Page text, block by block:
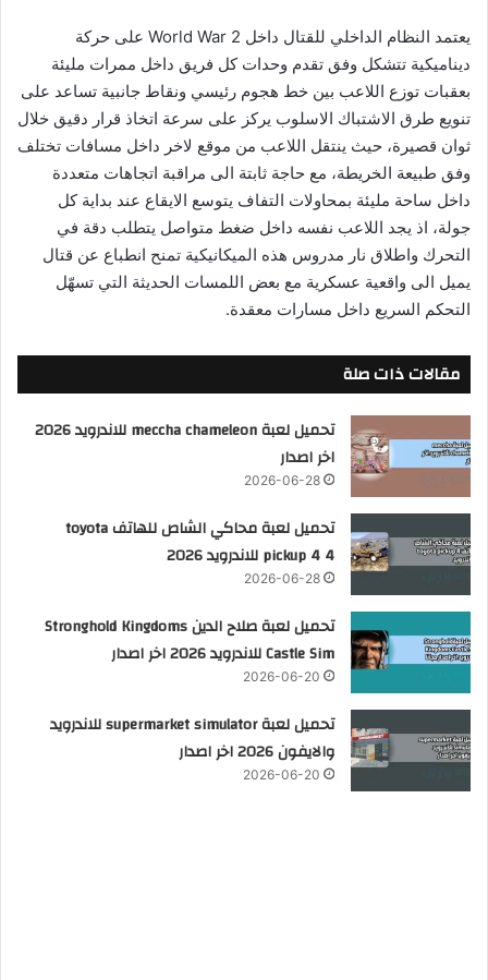
يعتمد النظام الداخلي للقتال داخل World War 2 على حركة
ديناميكية تتشكل وفق تقدم وحدات كل فريق داخل ممرات مليئة
بعقبات توزع اللاعب بين خط هجوم رئيسي ونقاط جانبية تساعد على
تنويع طرق الاشتباك الاسلوب يركز على سرعة اتخاذ قرار دقيق خلال
ثوان قصيرة، حيث ينتقل اللاعب من موقع لاخر داخل مسافات تختلف
وفق طبيعة الخريطة، مع حاجة ثابتة الى مراقبة اتجاهات متعددة
داخل ساحة مليئة بمحاولات التفاف يتوسع الايقاع عند بداية كل
جولة، اذ يجد اللاعب نفسه داخل ضغط متواصل يتطلب دقة في
التحرك واطلاق نار مدروس هذه الميكانيكية تمنح انطباع عن قتال
يميل الى واقعية عسكرية مع بعض اللمسات الحديثة التي تسهّل
التحكم السريع داخل مسارات معقدة.
مقالات ذات صلة
تحميل لعبة meccha chameleon للاندرويد 2026
اخر اصدار
2026-06-28
تحميل لعبة محاكي الشاص للهاتف toyota
pickup 4 4 للاندرويد 2026
2026-06-28
تحميل لعبة صلاح الدين Stronghold Kingdoms
Castle Sim للاندرويد 2026 اخر اصدار
2026-06-20
تحميل لعبة supermarket simulator للاندرويد
والايفون 2026 اخر اصدار
2026-06-20